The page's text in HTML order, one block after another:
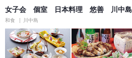
女子会 個室 日本料理 悠善 川中島
和食 川中島